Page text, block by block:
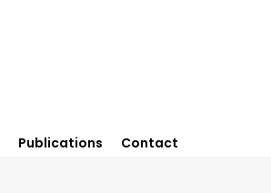
Publications Contact